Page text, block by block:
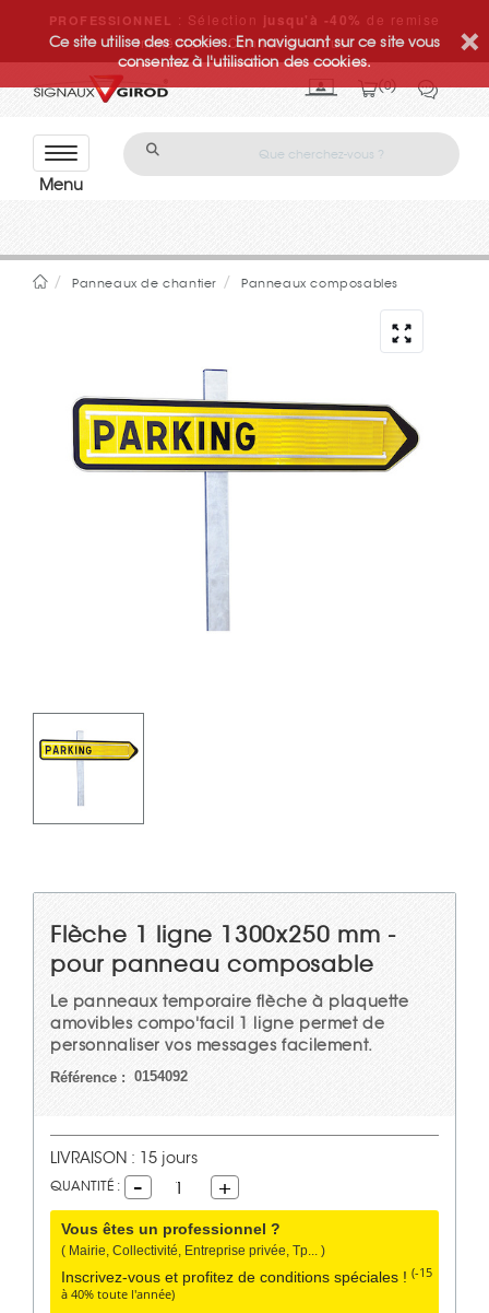
Ce site utilise des cookies. En naviguant sur ce site vous
consentez à l'utilisation des cookies.
PROFESSIONNEL : Sélection jusqu'à -40% de remise
immédiate ! Connectez-vous.
0
Con
Panneaux de chantier
Panneaux composables
Flèche 1 ligne 1300x250 mm -
pour panneau composable
Le panneaux temporaire flèche à plaquette
amovibles compo'facil 1 ligne permet de
personnaliser vos messages facilement.
Référence : 0154092
LIVRAISON : 15 jours
QUANTITÉ : 1
Vous êtes un professionnel ?
( Mairie, Collectivité, Entreprise privée, Tp... )
Inscrivez-vous et profitez de conditions spéciales ! (-15
à 40% toute l'année)